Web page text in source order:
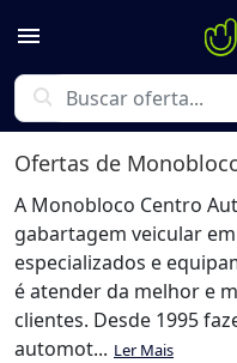
menu
search
Ofertas de
A Monobloco Centro
gabartagem veicular
especializados e
é atender da melhor e
clientes. Desde 1995
automot... Ler Mais